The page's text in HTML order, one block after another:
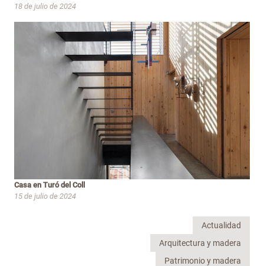
18 de julio de 2024
Casa en Turó del Coll
15 de julio de 2024
Actualidad
Arquitectura y madera
Patrimonio y madera